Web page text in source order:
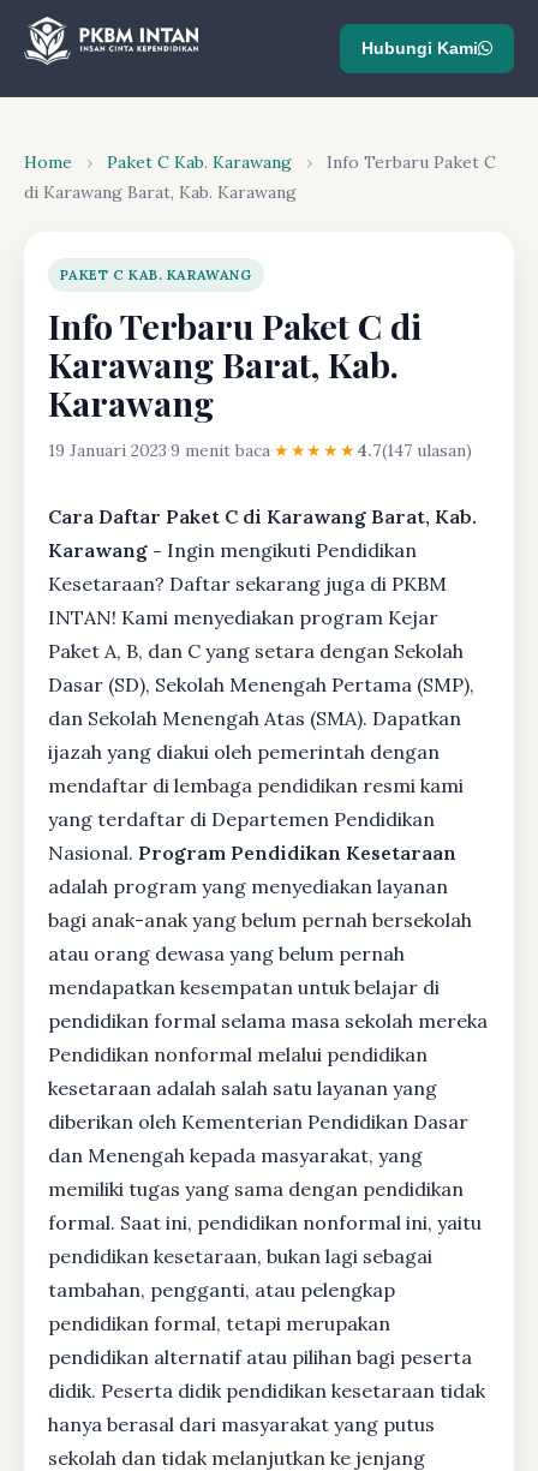
Hubungi Kami
Home › Paket C Kab. Karawang ›
Info Terbaru Paket C
di Karawang Barat, Kab. Karawang
PAKET C KAB. KARAWANG
Info Terbaru Paket C di
Karawang Barat, Kab.
Karawang
19 Januari 2023·9 menit baca·★★★★★4.7(147 ulasan)
Cara Daftar Paket C di Karawang Barat, Kab.
Karawang - Ingin mengikuti Pendidikan
Kesetaraan? Daftar sekarang juga di PKBM
INTAN! Kami menyediakan program Kejar
Paket A, B, dan C yang setara dengan Sekolah
Dasar (SD), Sekolah Menengah Pertama (SMP),
dan Sekolah Menengah Atas (SMA). Dapatkan
ijazah yang diakui oleh pemerintah dengan
mendaftar di lembaga pendidikan resmi kami
yang terdaftar di Departemen Pendidikan
Nasional. Program Pendidikan Kesetaraan
adalah program yang menyediakan layanan
bagi anak-anak yang belum pernah bersekolah
atau orang dewasa yang belum pernah
mendapatkan kesempatan untuk belajar di
pendidikan formal selama masa sekolah mereka
Pendidikan nonformal melalui pendidikan
kesetaraan adalah salah satu layanan yang
diberikan oleh Kementerian Pendidikan Dasar
dan Menengah kepada masyarakat, yang
memiliki tugas yang sama dengan pendidikan
formal. Saat ini, pendidikan nonformal ini, yaitu
pendidikan kesetaraan, bukan lagi sebagai
tambahan, pengganti, atau pelengkap
pendidikan formal, tetapi merupakan
pendidikan alternatif atau pilihan bagi peserta
didik. Peserta didik pendidikan kesetaraan tidak
hanya berasal dari masyarakat yang putus
sekolah dan tidak melanjutkan ke jenjang